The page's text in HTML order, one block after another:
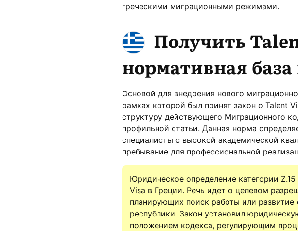
греческими миграционными режимами.
Получить
нормативная
Основой для внедрения нового
рамках которой был принят закон о Talent
структуру действующего Миграционного
профильной статьи. Данная норма
специалисты с высокой академической
пребывание для профессиональной
Юридическое определение категории
Visa в Греции. Речь идет о целевом
планирующих поиск работы или развитие
республики. Закон установил
положением кодекса, регулирующим